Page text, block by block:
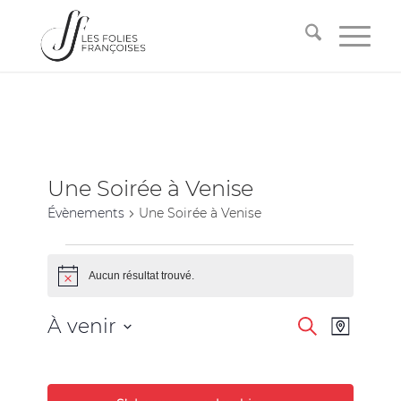
Une Soirée à Venise
Évènements Une Soirée à Venise
NoticeAucun résultat trouvé.
Recherche
navigation
Recherche
Plan
À venir
date